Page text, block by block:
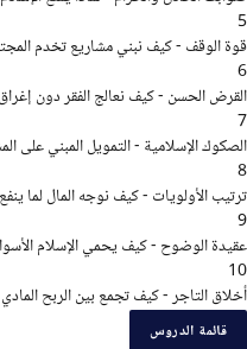
5
قوة الوقف - كيف نبني مشاريع تخدم
6
القرض الحسن - كيف نعالج الفقر دون
7
الصكوك الإسلامية - التمويل المبني على
8
ترتيب الأولويات - كيف نوجه المال لما
9
عقيدة الوضوح - كيف يحمي الإسلام
10
أخلاق التاجر - كيف تجمع بين الربح المادي
قائمة الدروس